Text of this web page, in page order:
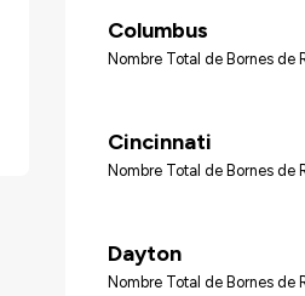
Columbus
Nombre Total de Bornes de
Cincinnati
Nombre Total de Bornes de
Dayton
Nombre Total de Bornes de